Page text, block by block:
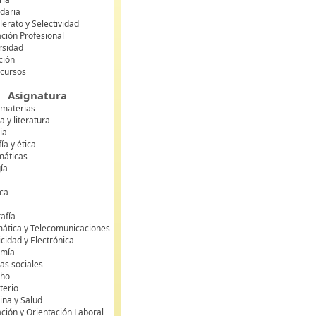
y Selectividad
Profesional
Asignatura
y literatura
y ética
y Telecomunicaciones
y Electrónica
sociales
y Salud
y Orientación Laboral